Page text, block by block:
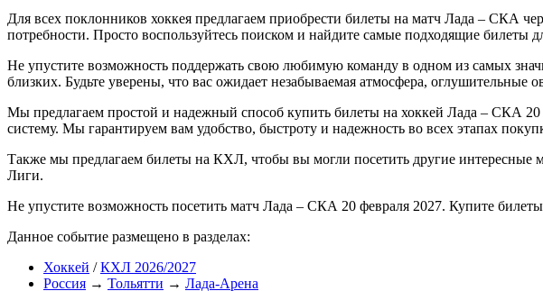
Для всех поклонников хоккея предлагаем приобрести билеты на матч Лада – СКА
потребности. Просто воспользуйтесь поиском и найдите самые подходящие билеты
Не упустите возможность поддержать свою любимую команду в одном из самых
близких. Будьте уверены, что вас ожидает незабываемая атмосфера, оглушительные
Мы предлагаем простой и надежный способ купить билеты на хоккей Лада – СКА
систему. Мы гарантируем вам удобство, быстроту и надежность во всех этапах
Также мы предлагаем билеты на КХЛ, чтобы вы могли посетить другие
Лиги.
Не упустите возможность посетить матч Лада – СКА 20 февраля 2027. Купите
Данное событие размещено в разделах:
Хоккей /КХЛ 2026/2027
Россия → Тольятти → Лада-Арена